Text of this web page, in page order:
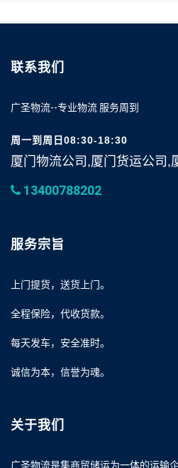
联系我们
广圣物流--专业物流 服务周到
周一到周日08:30-18:30
厦门物流公司,厦门货运公司,
13400788202
服务宗旨
上门提货，送货上门。
全程保险，代收货款。
每天发车，安全准时。
诚信为本，信誉为魂。
关于我们
广圣物流是集商贸储运为一体的运输